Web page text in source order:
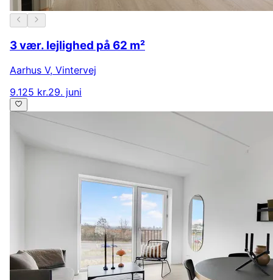
3 vær. lejlighed på 62 m²
Aarhus V, Vintervej
9.125 kr.29. juni